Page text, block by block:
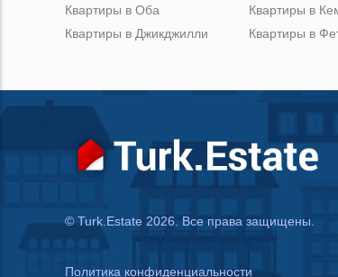
Квартиры в Оба
Квартиры в Джикджилли
Квартиры в
Квартиры в
© Turk.Estate 2026. Все права защищены.
Политика конфиденциальности